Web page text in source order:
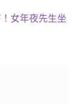
女年夜先生坐